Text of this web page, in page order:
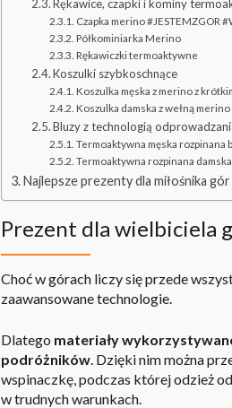
Rękawice, czapki i kominy
Czapka merino #JESTEMZGOR
Półkominiarka Merino
Rękawiczki termoaktywne
Koszulki szybkoschnące
Koszulka męska z merino z
Koszulka damska z wełną
Bluzy z technologią
Termoaktywna męska rozpinana
Termoaktywna rozpinana
Najlepsze prezenty dla miłośnika
Prezent dla wielbiciela
Choć w górach liczy się przede
zaawansowane technologie.
Dlatego materiały
podróżników . Dzięki nim można
wspinaczkę, podczas której odzież
w trudnych warunkach.